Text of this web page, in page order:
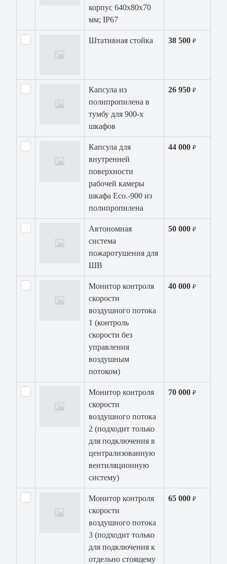
корпус 640х80х70
мм; IP67
Штативная стойка 38 500 ₽
Капсула из
полипропилена в
тумбу для 900-x
шкафов
26 950 ₽
Капсула для
внутренней
поверхности
рабочей камеры
шкафа Eco.-900 из
полипропилена
44 000 ₽
Автономная
система
пожаротушения для
ШВ
50 000 ₽
Монитор контроля
скорости
воздушного потока
1 (контроль
скорости без
управления
воздушным
потоком)
40 000 ₽
Монитор контроля
скорости
воздушного потока
2 (подходит только
для подключения в
централизованную
вентиляционную
систему)
70 000 ₽
Монитор контроля
скорости
воздушного потока
3 (подходит только
для подключения к
отдельно стоящему
65 000 ₽